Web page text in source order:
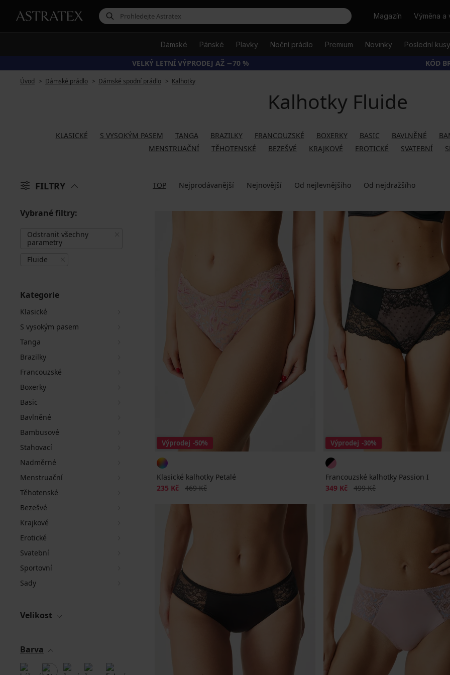
HledatMagazín Výměna a
Dámské Pánské Plavky Noční prádlo Premium Novinky Poslední kusy
VELKÝ LETNÍ VÝPRODEJ AŽ −70 % KÓD
Úvod Dámské prádlo Dámské spodní prádlo Kalhotky
Kalhotky Fluide
KLASICKÉ S VYSOKÝM PASEM TANGA BRAZILKY FRANCOUZSKÉ BOXERKY BASIC BAVLNĚNÉ
MENSTRUAČNÍ
TĚHOTENSKÉ BEZEŠVÉ KRAJKOVÉ EROTICKÉ SVATEBNÍ
FILTRY TOP Nejprodávanější Nejnovější Od nejlevnějšího Od nejdražšího
Vybrané filtry:
Odstranit všechny
parametry
Fluide
Kategorie
Klasické
S vysokým pasem
Tanga
Brazilky
Francouzské
Boxerky
Basic
Bavlněné
Bambusové
Stahovací
Nadměrné
Menstruační
Těhotenské
Bezešvé
Krajkové
Erotické
Svatební
Sportovní
Sady
Velikost
Barva
Výprodej -50%
Klasické kalhotky Petalé
Sleva
235 Kč Původní cena
469 Kč
Výprodej -30%
Francouzské kalhotky Passion I
Sleva
349 Kč Původní cena
499 Kč